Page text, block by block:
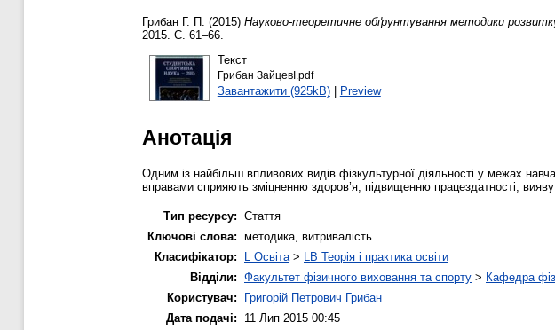
Грибан Г. П. (2015) Науково-теоретичне обґрунтування методики
2015. С. 61–66.
Текст
Грибан ЗайцевІ.pdf
Завантажити (925kB)| Preview
Анотація
Одним із найбільш впливових видів фізкультурної діяльності у межах
вправами сприяють зміцненню здоров’я, підвищенню працездатності, вияву
Тип ресурсу: Стаття
Ключові слова: методика, витривалість.
Класифікатор:
L Освіта > LB Теорія і практика освіти
Відділи: Факультет фізичного виховання та спорту > Кафедра
Користувач:
Григорій Петрович Грибан
Дата подачі:
11 Лип 2015 00:45